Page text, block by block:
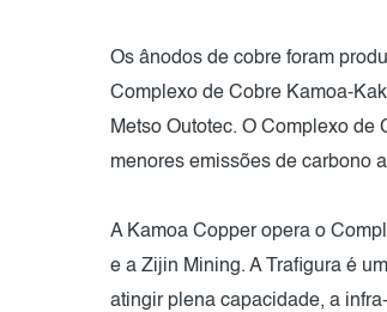
Os ânodos de cobre foram
Complexo de Cobre Kamoa-
Metso Outotec. O Complexo
menores emissões de carbono
A Kamoa Copper opera o
e a Zijin Mining. A Trafigura é
atingir plena capacidade, a